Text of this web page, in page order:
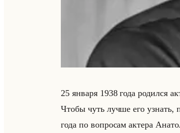
25 ян­ва­ря 1938 года ро­дил­ся
Чтобы чуть лучше его
года по во­про­сам ак­те­ра